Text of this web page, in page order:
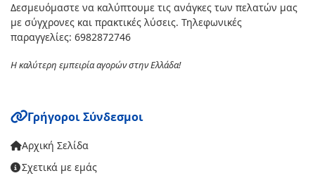
Δεσμευόμαστε να καλύπτουμε τις ανάγκες των πελατών μας
με σύγχρονες και πρακτικές λύσεις. Τηλεφωνικές
παραγγελίες: 6982872746
Η καλύτερη εμπειρία αγορών στην Ελλάδα!
Γρήγοροι Σύνδεσμοι
Αρχική Σελίδα
Σχετικά με εμάς